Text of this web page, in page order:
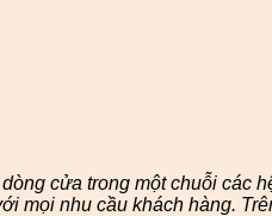
cửa trong một chuỗi các
mọi nhu cầu khách hàng.